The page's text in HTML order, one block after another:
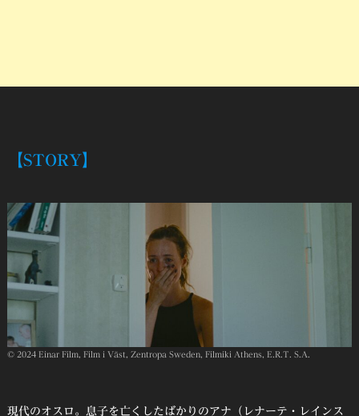
【STORY】
© 2024 Einar Film, Film i Väst, Zentropa Sweden, Filmiki Athens, E.R.T. S.A.
現代のオスロ。息子を亡くしたばかりのアナ（レナーテ・レインス